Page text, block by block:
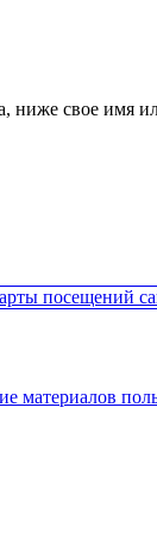
ниже свое имя